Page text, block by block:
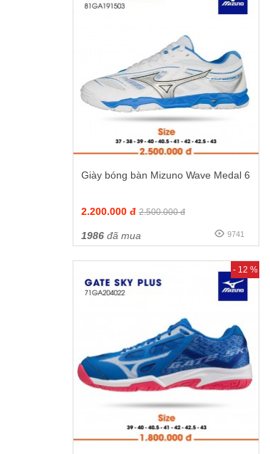
Giày bóng bàn Mizuno Wave Medal 6
2.200.000 đ 2.500.000 đ
1986 đã mua 9741
- 12 %